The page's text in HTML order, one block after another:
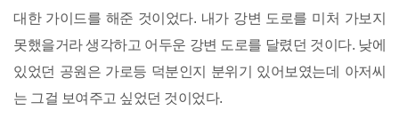
대한 가이드를 해준 것이었다. 내가 강변 도로를 미처 가보지
못했을거라 생각하고 어두운 강변 도로를 달렸던 것이다. 낮에
있었던 공원은 가로등 덕분인지 분위기 있어보였는데 아저씨
는 그걸 보여주고 싶었던 것이었다.